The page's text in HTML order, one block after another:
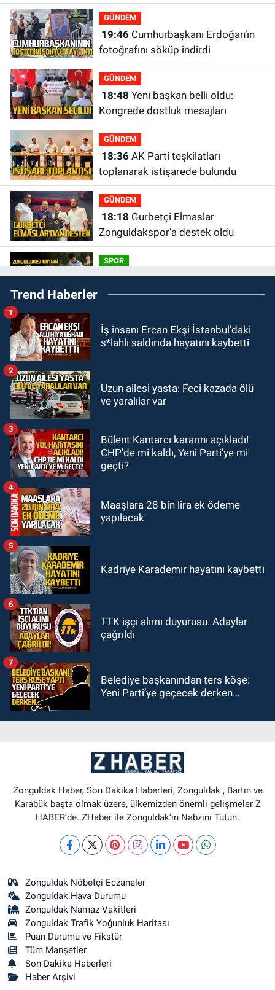
GÜNDEM
19:46Cumhurbaşkanı Erdoğan’ın
fotoğrafını söküp indirdi
GÜNDEM
18:48
Kongrede dostluk mesajları
GÜNDEM
18:36AK Parti teşkilatları
toplanarak istişarede bulundu
GÜNDEM
18:18
Zonguldakspor’a destek oldu
SPOR
17:17Zonguldakspor’dan Süper
transfer.
16:50Ereğli ve Alaplı teşkilat
anahtarları teslim edildi.
16:07Okul Liderliğinde Karakter ve
SPOR
14:34Çaycumaspor şartları yerine
getirdi.
Trend Haberler
İş insanı Ercan Ekşi İstanbul’daki
s*lahlı saldırıda hayatını kaybetti
1
Uzun ailesi yasta: Feci kazada ölü
ve yaralılar var
2
Bülent Kantarcı kararını açıkladı!
CHP'de mi kaldı, Yeni Parti'ye mi
geçti?
3
Maaşlara 28 bin lira ek ödeme
yapılacak
4
Kadriye Karademir hayatını kaybetti
5
TTK işçi alımı duyurusu. Adaylar
çağrıldı
6
Belediye başkanından ters köşe:
Yeni Parti’ye geçecek derken…
7
Zonguldak Haber, Son Dakika Haberleri, Zonguldak , Bartın ve
Karabük başta olmak üzere, ülkemizden önemli gelişmeler Z
HABER’de. ZHaber ile Zonguldak’ın Nabzını Tutun.
Zonguldak Nöbetçi Eczaneler
Zonguldak Hava Durumu
Zonguldak Namaz Vakitleri
Zonguldak Trafik Yoğunluk Haritası
Puan Durumu ve Fikstür
Tüm Manşetler
Son Dakika Haberleri
Haber Arşivi